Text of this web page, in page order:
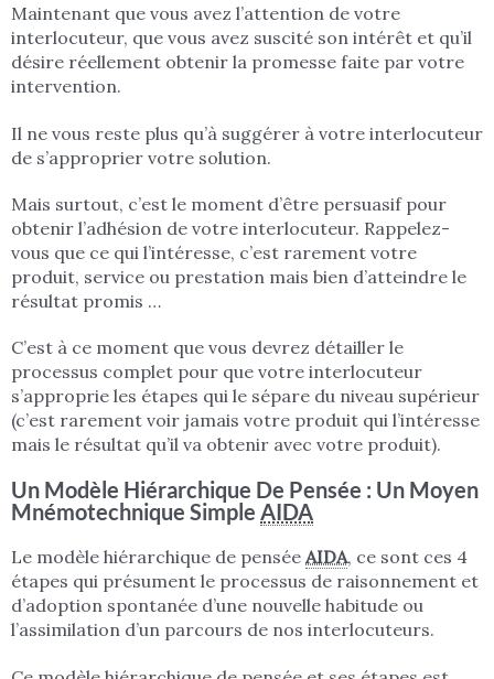
Maintenant que vous avez l’attention de votre
interlocuteur, que vous avez suscité son intérêt et qu’il
désire réellement obtenir la promesse faite par votre
intervention.
Il ne vous reste plus qu’à suggérer à votre interlocuteur
de s’approprier votre solution.
Mais surtout, c’est le moment d’être persuasif pour
obtenir l’adhésion de votre interlocuteur. Rappelez-
vous que ce qui l’intéresse, c’est rarement votre
produit, service ou prestation mais bien d’atteindre le
résultat promis …
C’est à ce moment que vous devrez détailler le
processus complet pour que votre interlocuteur
s’approprie les étapes qui le sépare du niveau supérieur
(c’est rarement voir jamais votre produit qui l’intéresse
mais le résultat qu’il va obtenir avec votre produit).
Un Modèle Hiérarchique De Pensée : Un Moyen
Mnémotechnique Simple AIDA
Le modèle hiérarchique de pensée AIDA, ce sont ces 4
étapes qui présument le processus de raisonnement et
d’adoption spontanée d’une nouvelle habitude ou
l’assimilation d’un parcours de nos interlocuteurs.